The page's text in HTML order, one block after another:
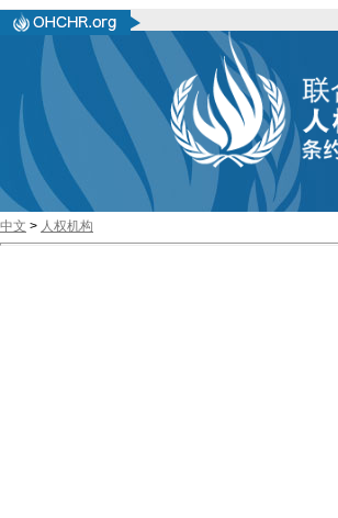
中文 > 人权机构